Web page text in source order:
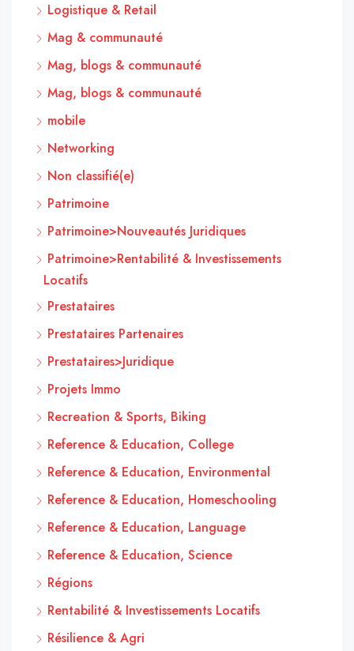
Logistique & Retail
Mag & communauté
Mag, blogs & communauté
Mag, blogs & communauté
mobile
Networking
Non classifié(e)
Patrimoine
Patrimoine>Nouveautés Juridiques
Patrimoine>Rentabilité & Investissements
Locatifs
Prestataires
Prestataires Partenaires
Prestataires>Juridique
Projets Immo
Recreation & Sports, Biking
Reference & Education, College
Reference & Education, Environmental
Reference & Education, Homeschooling
Reference & Education, Language
Reference & Education, Science
Régions
Rentabilité & Investissements Locatifs
Résilience & Agri